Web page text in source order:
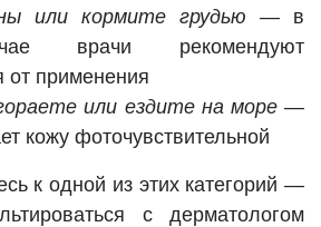
или кормите грудью — в
врачи рекомендуют
от применения
или ездите на море—
кожу фоточувствительной
к одной из этих категорий —
с дерматологом